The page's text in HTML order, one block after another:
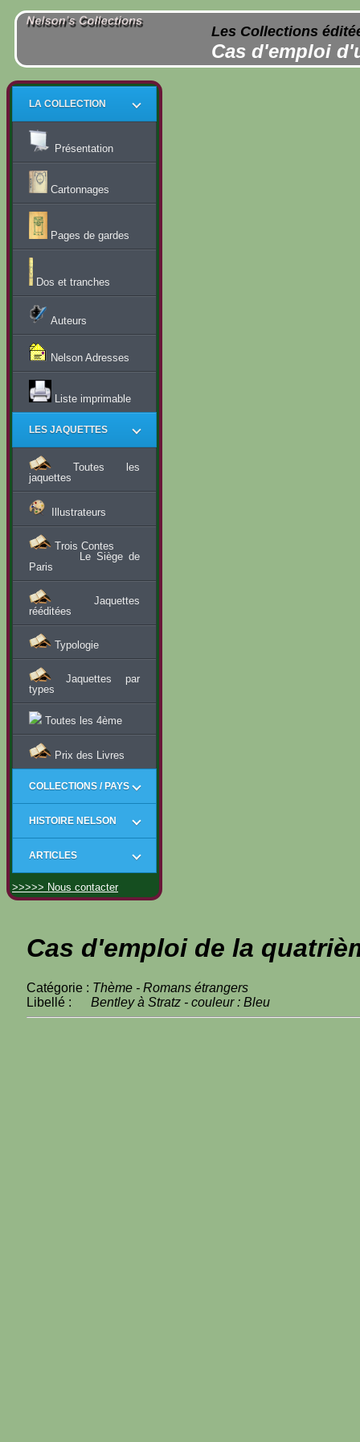
Les Collections
Cas d'emploi
LA COLLECTION
Présentation
Cartonnages
Pages de gardes
Dos et tranches
Auteurs
Nelson Adresses
Liste imprimable
LES JAQUETTES
Toutes les
jaquettes
Illustrateurs
Trois Contes
Le Siège de
Paris
Jaquettes
rééditées
Typologie
Jaquettes par
types
Toutes les 4ème
Prix des Livres
COLLECTIONS / PAYS
HISTOIRE NELSON
ARTICLES
>>>>> Nous contacter
Cas d'emploi de la
Catégorie : Thème - Romans étrangers
Libellé : Bentley à Stratz - couleur : Bleu